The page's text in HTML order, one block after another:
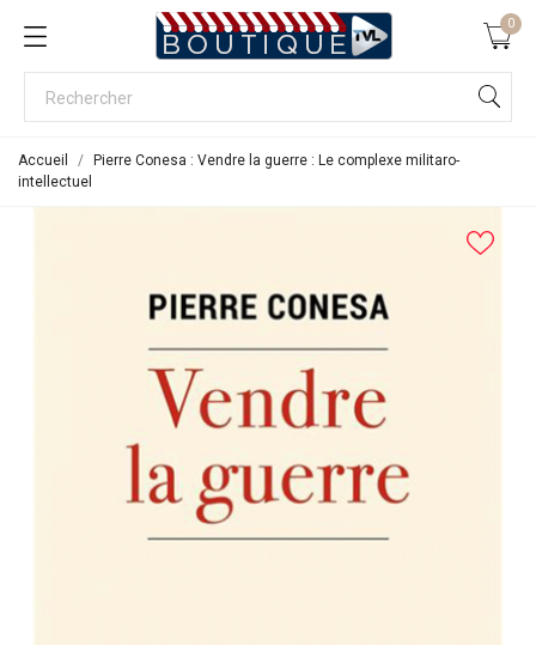
0
Accueil
Pierre Conesa : Vendre la guerre : Le complexe militaro-
intellectuel